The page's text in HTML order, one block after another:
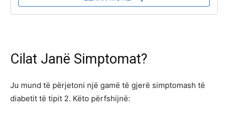
Cilat Janë Simptomat?
Ju mund të përjetoni një gamë të gjerë simptomash të
diabetit të tipit 2. Këto përfshijnë: